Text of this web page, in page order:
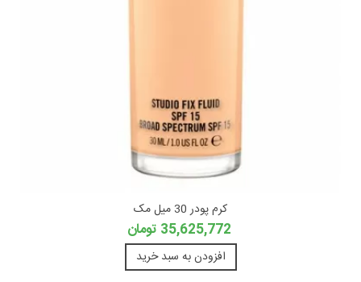
کرم پودر 30 میل مک
35,625,772 تومان
افزودن به سبد خرید